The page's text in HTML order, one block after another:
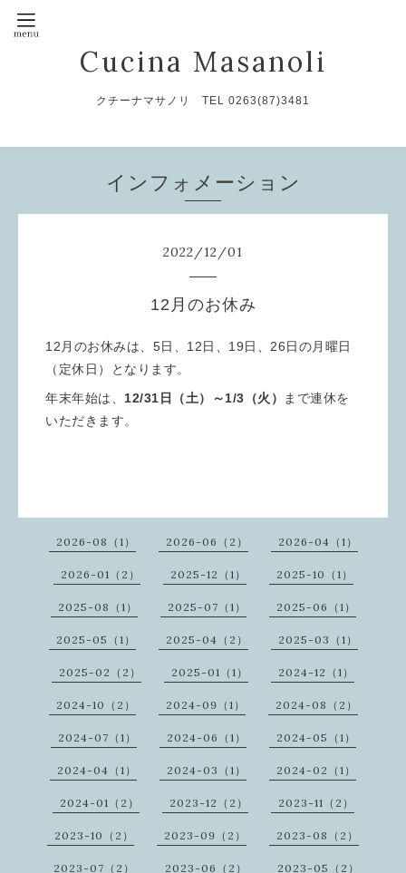
Cucina Masanoli
クチーナマサノリ TEL 0263(87)3481
インフォメーション
2022/12/01
12月のお休み
12月のお休みは、5日、12日、19日、26日の月曜日
（定休日）となります。
年末年始は、 12/31日（土）～1/3（火）
まで連休を
いただきます。
2026-08（1） 2026-06（2） 2026-04（1）
2026-01（2） 2025-12（1） 2025-10（1）
2025-08（1） 2025-07（1） 2025-06（1）
2025-05（1） 2025-04（2） 2025-03（1）
2025-02（2） 2025-01（1） 2024-12（1）
2024-10（2） 2024-09（1） 2024-08（2）
2024-07（1） 2024-06（1） 2024-05（1）
2024-04（1） 2024-03（1） 2024-02（1）
2024-01（2） 2023-12（2） 2023-11（2）
2023-10（2） 2023-09（2） 2023-08（2）
2023-07（2） 2023-06（2） 2023-05（2）